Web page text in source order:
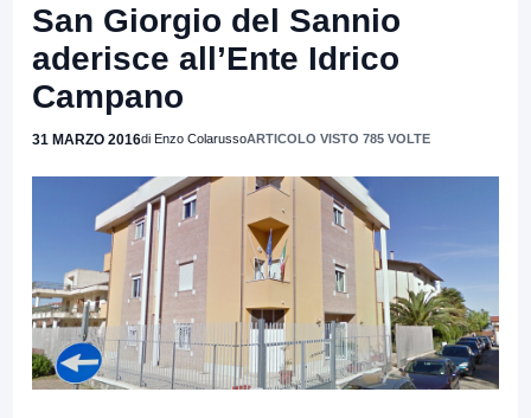
San Giorgio del Sannio
aderisce all’Ente Idrico
Campano
31 MARZO 2016di Enzo ColarussoARTICOLO VISTO 785 VOLTE